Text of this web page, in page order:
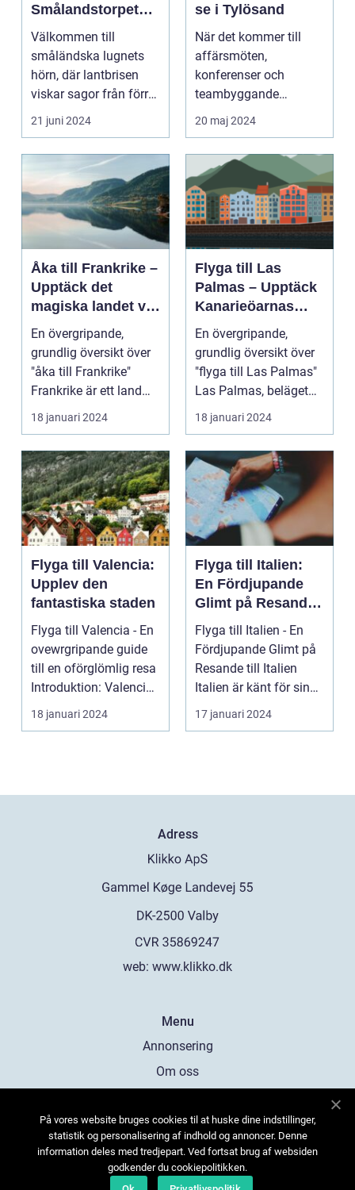
Smålandstorpet
Lanthotell
Välkommen till
småländska lugnets
hörn, där lantbrisen
viskar sagor från förr
och nutidens stilla gå...
21 juni 2024
se i Tylösand
När det kommer till
affärsmöten,
konferenser och
teambyggande
reträtter, är...
20 maj 2024
Åka till Frankrike –
Upptäck det
magiska landet vid
Eiffeltornet och
bortom
En övergripande,
grundlig översikt över
"åka till Frankrike"
Frankrike är ett land
som lockar besök...
18 januari 2024
Flyga till Las
Palmas – Upptäck
Kanarieöarnas
pärla
En övergripande,
grundlig översikt över
"flyga till Las Palmas"
Las Palmas, beläget
på ön Gran Cana...
18 januari 2024
Flyga till Valencia:
Upplev den
fantastiska staden
Flyga till Valencia - En
ovewrgripande guide
till en oförglömlig resa
Introduktion: Valencia,
beläg...
18 januari 2024
Flyga till Italien:
En Fördjupande
Glimt på Resande
till Italien
Flyga till Italien - En
Fördjupande Glimt på
Resande till Italien
Italien är känt för sina
fantasti...
17 januari 2024
Adress
web: www.klikko.dk
Menu
Annonsering
Om oss
Kontakta oss
Sitemap
På vores website bruges cookies til at huske dine indstillinger,
statistik og personalisering af indhold og annoncer. Denne
information deles med tredjepart. Ved fortsat brug af websiden
godkender du cookiepolitikken.